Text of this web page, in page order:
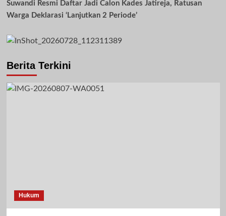
Suwandi Resmi Daftar Jadi Calon Kades Jatireja, Ratusan
Warga Deklarasi ‘Lanjutkan 2 Periode’
Berita Terkini
Hukum